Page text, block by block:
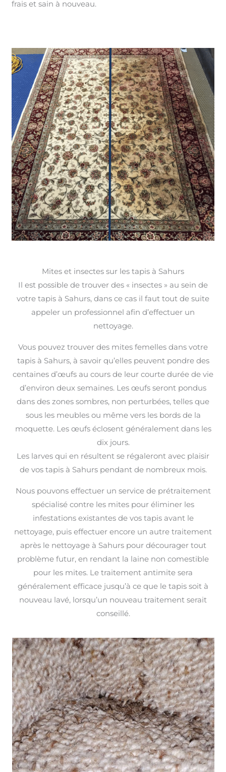
frais et sain à nouveau.
Mites et insectes sur les tapis à Sahurs
Il est possible de trouver des « insectes » au sein de
votre tapis à Sahurs, dans ce cas il faut tout de suite
appeler un professionnel afin d’effectuer un
nettoyage.
Vous pouvez trouver des mites femelles dans votre
tapis à Sahurs, à savoir qu’elles peuvent pondre des
centaines d’œufs au cours de leur courte durée de vie
d’environ deux semaines. Les œufs seront pondus
dans des zones sombres, non perturbées, telles que
sous les meubles ou même vers les bords de la
moquette. Les œufs éclosent généralement dans les
dix jours.
Les larves qui en résultent se régaleront avec plaisir
de vos tapis à Sahurs pendant de nombreux mois.
Nous pouvons effectuer un service de prétraitement
spécialisé contre les mites pour éliminer les
infestations existantes de vos tapis avant le
nettoyage, puis effectuer encore un autre traitement
après le nettoyage à Sahurs pour décourager tout
problème futur, en rendant la laine non comestible
pour les mites. Le traitement antimite sera
généralement efficace jusqu’à ce que le tapis soit à
nouveau lavé, lorsqu’un nouveau traitement serait
conseillé.